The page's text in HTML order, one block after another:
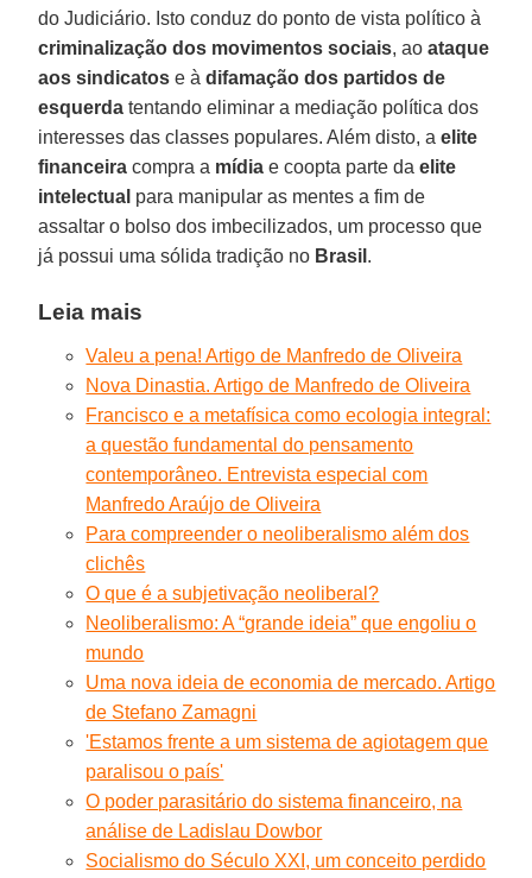
do Judiciário. Isto conduz do ponto de vista político à
criminalização dos movimentos sociais, aoataque
aos sindicatos e àdifamação dos partidos de
esquerda tentando eliminar a mediação política dos
interesses das classes populares. Além disto, aelite
financeira compra a mídia e coopta parte daelite
intelectual para manipular as mentes a fim de
assaltar o bolso dos imbecilizados, um processo que
já possui uma sólida tradição no Brasil .
Leia mais
Valeu a pena! Artigo de Manfredo de Oliveira
Nova Dinastia. Artigo de Manfredo de Oliveira
Francisco e a metafísica como ecologia integral:
a questão fundamental do pensamento
contemporâneo. Entrevista especial com
Manfredo Araújo de Oliveira
Para compreender o neoliberalismo além dos
clichês
O que é a subjetivação neoliberal?
Neoliberalismo: A “grande ideia” que engoliu o
mundo
Uma nova ideia de economia de mercado. Artigo
de Stefano Zamagni
'Estamos frente a um sistema de agiotagem que
paralisou o país'
O poder parasitário do sistema financeiro, na
análise de Ladislau Dowbor
Socialismo do Século XXI, um conceito perdido